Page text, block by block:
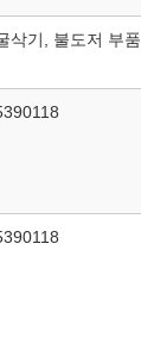
삭기, 불도저 부품